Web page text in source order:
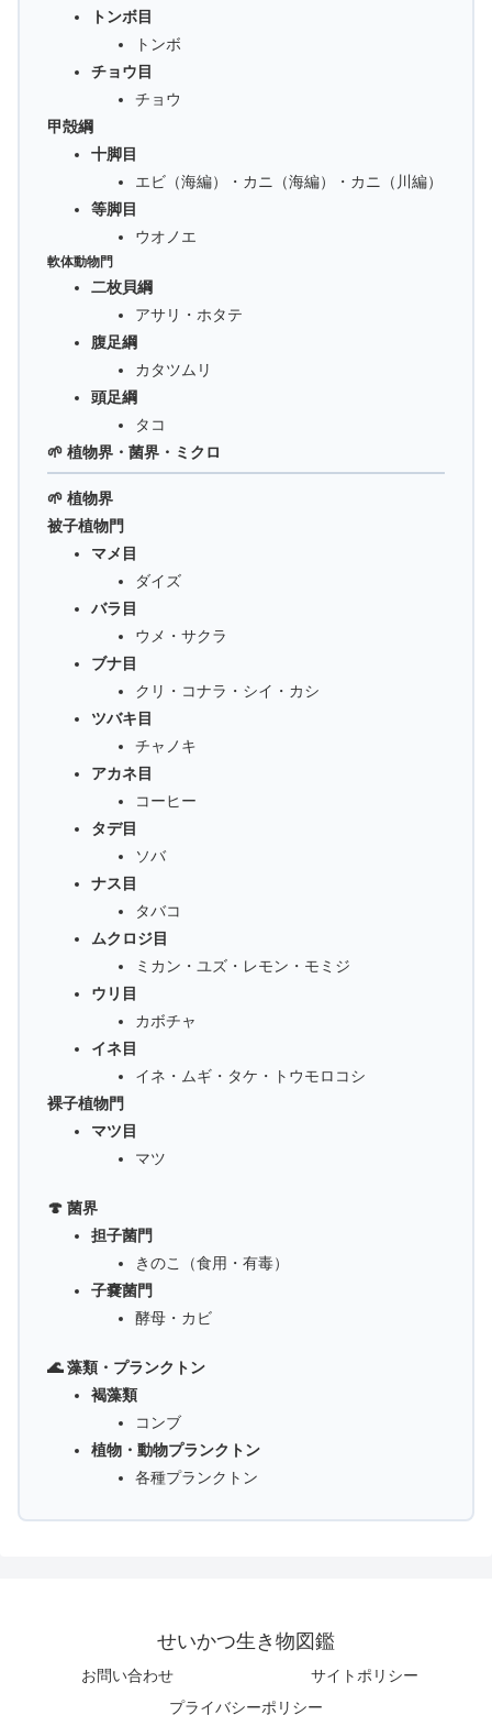
トンボ目
トンボ
チョウ目
チョウ
甲殻綱
十脚目
エビ（海編）・カニ（海編）・カニ（川編）
等脚目
ウオノエ
軟体動物門
二枚貝綱
アサリ・ホタテ
腹足綱
カタツムリ
頭足綱
タコ
🌱 植物界・菌界・ミクロ
🌱 植物界
被子植物門
マメ目
ダイズ
バラ目
ウメ・サクラ
ブナ目
クリ・コナラ・シイ・カシ
ツバキ目
チャノキ
アカネ目
コーヒー
タデ目
ソバ
ナス目
タバコ
ムクロジ目
ミカン・ユズ・レモン・モミジ
ウリ目
カボチャ
イネ目
イネ・ムギ・タケ・トウモロコシ
裸子植物門
マツ目
マツ
🍄 菌界
担子菌門
きのこ（食用・有毒）
子嚢菌門
酵母・カビ
🌊 藻類・プランクトン
褐藻類
コンブ
植物・動物プランクトン
各種プランクトン
せいかつ生き物図鑑
お問い合わせ
サイトポリシー
プライバシーポリシー